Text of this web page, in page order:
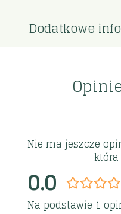
Dodatkowe
Nie ma jeszcze
0.0
Na podstawie 1